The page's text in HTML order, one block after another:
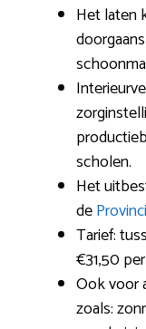
Het laten
scholen.
Het
de
Tarief:
€31,50
Ook voor
zoals: